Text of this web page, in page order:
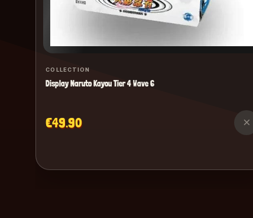
COLLECTION
Display Naruto Kayou Tier 4 Wave 6
€49.90 ×